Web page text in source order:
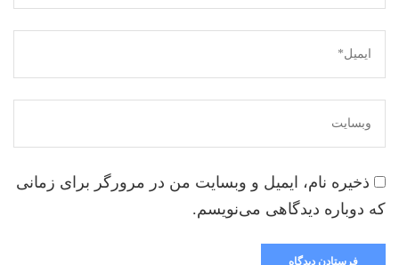
ذخیره نام، ایمیل و وبسایت من در مرورگر برای زمانی
که دوباره دیدگاهی می‌نویسم.